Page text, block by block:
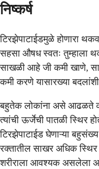
निष्कर्ष
टिरझेपाटाईडमुळे होणारा
सहसा औषध स्वतः तुम्हाला
साखळी आहे जी कमी खाणे,
कमी करणे यासारख्या
बहुतेक लोकांना असे आढळते
त्यांची ऊर्जेची पातळी स्थिर
टिरझेपाटाईड घेणाऱ्या
रक्तातील साखर अधिक स्थिर
शरीराला आवश्यक असलेला